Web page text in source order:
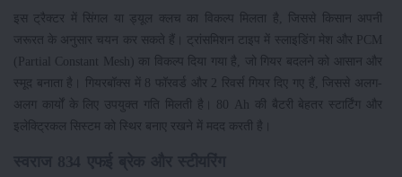
इस ट्रैक्टर में सिंगल या ड्यूल क्लच का विकल्प मिलता है, जिससे किसान अपनी
जरूरत के अनुसार चयन कर सकते हैं। ट्रांसमिशन टाइप में स्लाइडिंग मेश और PCM
(Partial Constant Mesh) का विकल्प दिया गया है, जो गियर बदलने को आसान और
स्मूद बनाता है। गियरबॉक्स में 8 फॉरवर्ड और 2 रिवर्स गियर दिए गए हैं, जिससे अलग-
अलग कार्यों के लिए उपयुक्त गति मिलती है। 80 Ah की बैटरी बेहतर स्टार्टिंग और
इलेक्ट्रिकल सिस्टम को स्थिर बनाए रखने में मदद करती है।